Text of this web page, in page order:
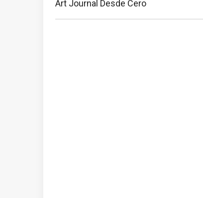
entradas
Previous
Post:
Art Journal Desde Cero